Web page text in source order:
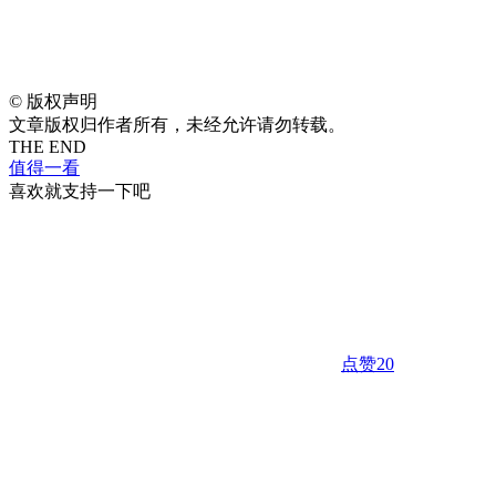
© 版权声明
文章版权归作者所有，未经允许请勿转载。
THE END
值得一看
喜欢就支持一下吧
点赞20